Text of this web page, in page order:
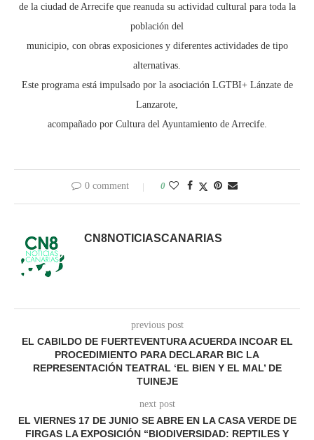
de la ciudad de Arrecife que reanuda su actividad cultural para toda la
población del
municipio, con obras exposiciones y diferentes actividades de tipo
alternativas.
Este programa está impulsado por la asociación LGTBI+ Lánzate de
Lanzarote,
acompañado por Cultura del Ayuntamiento de Arrecife.
0 comment 0
CN8NOTICIASCANARIAS
previous post
EL CABILDO DE FUERTEVENTURA ACUERDA INCOAR EL
PROCEDIMIENTO PARA DECLARAR BIC LA
REPRESENTACIÓN TEATRAL ‘EL BIEN Y EL MAL’ DE
TUINEJE
next post
EL VIERNES 17 DE JUNIO SE ABRE EN LA CASA VERDE DE
FIRGAS LA EXPOSICIÓN “BIODIVERSIDAD: REPTILES Y